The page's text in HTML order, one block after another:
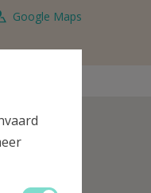
Google Maps